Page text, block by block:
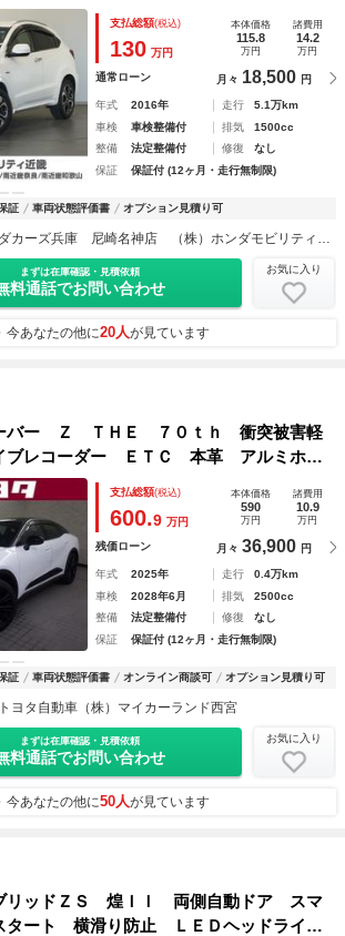
んしんパッケージ ＴＶ シートヒータ
個 パドルシフト
支払総額(税込)
130 万円
本体価格
115.8
万円
諸費用
14.2
万円
通常ローン 月々 18,500 円
年式 2016年 走行
5.1万km
車検
車検整備付 排気
1500cc
整備
法定整備付 修復
なし
保証
保証付 (12ヶ月・走行無制限)
証 車両状態評価書 オプション見積り可
まずは在庫確認・見積依頼
料通話でお問い合わせ
お気に入り
今あなたの他に20人が見ています
バー Ｚ ＴＨＥ ７０ｔｈ 衝突被害軽
ブレコーダー ＥＴＣ 本革 アルミホイ
防止装置 電動シート １００Ｖ電源
ヘッドランプ ４ＷＤ
支払総額(税込)
600.9 万円
本体価格
590
万円
諸費用
10.9
万円
残価ローン 月々 36,900 円
年式 2025年 走行
0.4万km
車検
2028年6月 排気
2500cc
整備
法定整備付 修復
なし
保証
保証付 (12ヶ月・走行無制限)
証 車両状態評価書 オンライン商談可 オプション見積り可
ヨタ自動車（株）マイカーランド西宮
まずは在庫確認・見積依頼
料通話でお問い合わせ
お気に入り
今あなたの他に50人が見ています
リッドＺＳ 煌ＩＩ 両側自動ドア スマ
タート 横滑り防止 ＬＥＤヘッドライ